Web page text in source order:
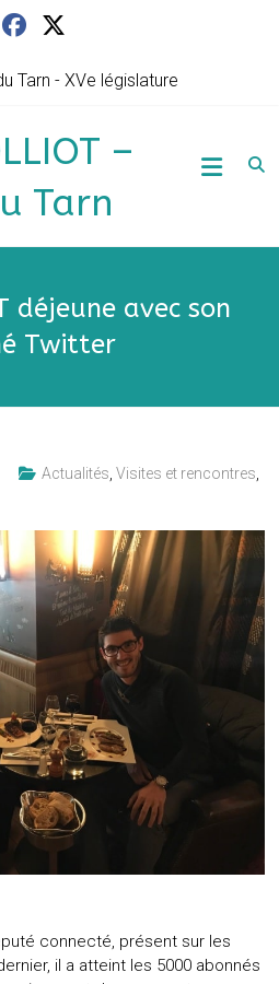
Tarn - XVe législature
–
Tarn
déjeune avec son
Twitter
Actualités ,Visites et rencontres
connecté, présent sur les
il a atteint les 5000 abonnés